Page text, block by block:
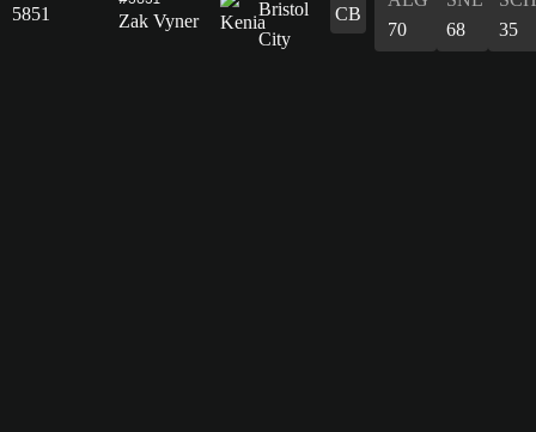
5851 Zak Vyner CB
70
68
35